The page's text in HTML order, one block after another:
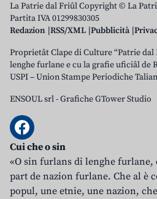
La Patrie dal Friûl Copyright © La
Partita IVA 01299830305
Redazion RSS/XML Pubblicità
Proprietât Clape di Culture “Patrie
lenghe furlane e cu la grafie uficiâl de
USPI – Union Stampe Periodiche
ENSOUL srl-Grafiche GTower Studio
Cui che o sin
«O sin furlans di lenghe furlane,
part de nazion furlane. Che al è
popul, une etnie, une nazion,